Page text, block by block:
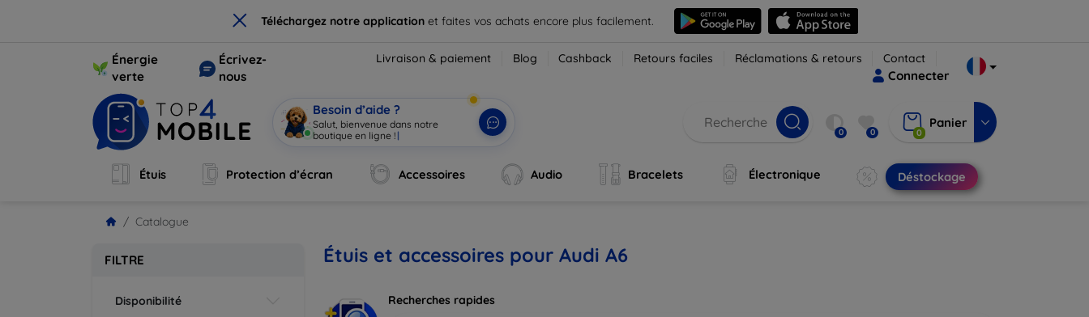
× Téléchargez notre application et faites vos achats encore plus facilement.
Énergie
verte
Écrivez-
nous
Livraison & paiement Blog Cashback Retours faciles Réclamations & retours Contact
Connecter
Besoin d’aide ?
Salut, bienvenue dans notre
boutique en ligne ! | 0 0 0
Panier
Étuis Protection d’écran Accessoires Audio Bracelets Électronique Déstockage
Catalogue
FILTRE
Disponibilité
Étuis et accessoires pour Audi A6
Recherches rapides